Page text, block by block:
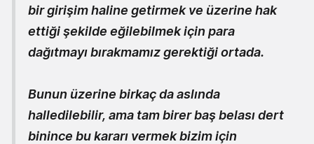
bir girişim haline getirmek ve üzerine hak
ettiği şekilde eğilebilmek için para
dağıtmayı bırakmamız gerektiği ortada.
Bunun üzerine birkaç da aslında
halledilebilir, ama tam birer baş belası dert
binince bu kararı vermek bizim için